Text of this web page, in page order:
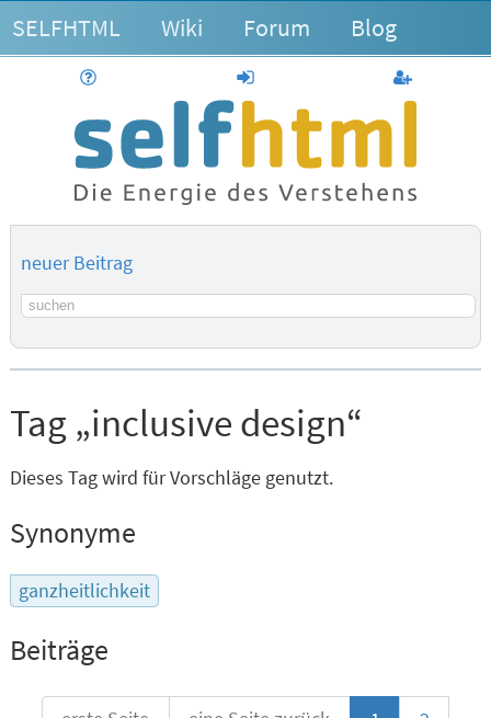
SELFHTML Wiki Forum Blog
anmelden
neuer Beitrag
Suchbegriff
Tag „inclusive design“
Dieses Tag wird für Vorschläge genutzt.
Synonyme
ganzheitlichkeit
Beiträge